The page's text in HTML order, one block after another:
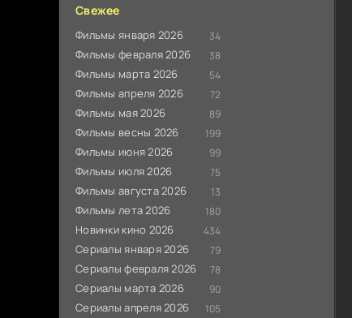
Свежее
Фильмы января 2026 34
Фильмы февраля 2026 38
Фильмы марта 2026 54
Фильмы апреля 2026 72
Фильмы мая 2026 89
Фильмы весны 2026 199
Фильмы июня 2026 99
Фильмы июля 2026 75
Фильмы августа 2026 13
Фильмы лета 2026 180
Новинки кино 2026 434
Сериалы января 2026 79
Сериалы февраля 2026 78
Сериалы марта 2026 90
Сериалы апреля 2026 105